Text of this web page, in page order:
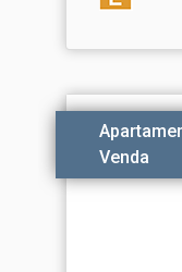
Venda